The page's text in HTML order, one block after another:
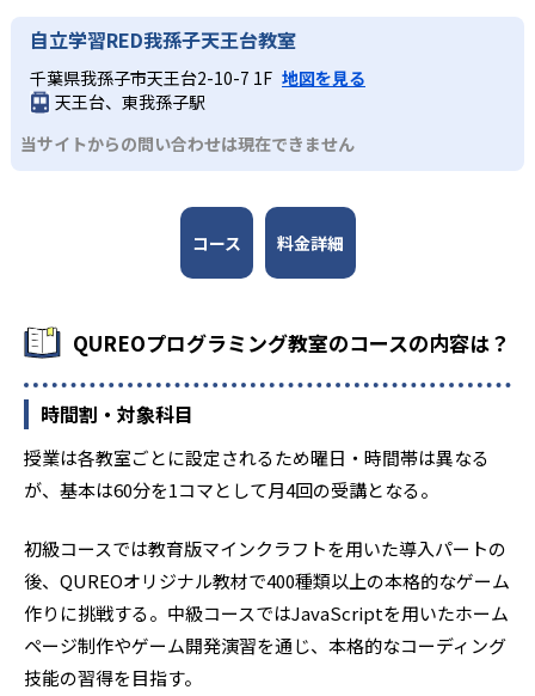
を網羅。中級コースではJavaScriptを中心に学び、スモー
ルステップで徐々に本格的なコーディングに挑戦してい
く。学習を通して、大学入試問題にも対応できる実践力を
養成する。
ぶ。JavaScriptを中心に学び、スモールステップで徐々に
本格的なコーディングに挑戦していく。カリキュラムは
「プログラミング能力検定」に準拠しており、日々の授業
が検定対策にもなる。検定などを通して達成感を味わいな
ったプログラミングの知識をみにつけていくことができ
要とされているが、教室によっては持ち込みのパソコンで
授業を行う場合もある。その他、一部の教室では特定のコ
ースしか開講していない場合もあるなど、教室によって状
況が異なるため、必ず通う予定の教室に問い合わせて詳細
を確認しておこう。
自立学習RED我孫子天王台教室
千葉県我孫子市天王台2-10-7 1F 地図を見る
天王台、東我孫子駅
当サイトからの問い合わせは現在できません
コース 料金詳細
QUREOプログラミング教室のコースの内容は？
時間割・対象科目
授業は各教室ごとに設定されるため曜日・時間帯は異なる
が、基本は60分を1コマとして月4回の受講となる。
初級コースでは教育版マインクラフトを用いた導入パートの
後、QUREOオリジナル教材で400種類以上の本格的なゲーム
作りに挑戦する。中級コースではJavaScriptを用いたホーム
ページ制作やゲーム開発演習を通じ、本格的なコーディング
技能の習得を目指す。